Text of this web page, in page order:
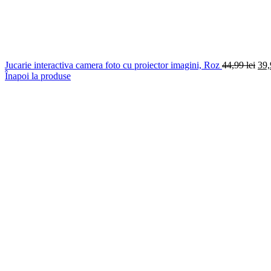
Jucarie interactiva camera foto cu proiector imagini, Roz 44,99lei
Înapoi la produse